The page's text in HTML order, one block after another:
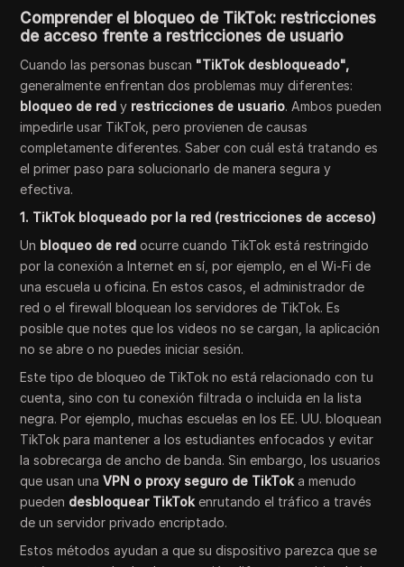
Comprender el bloqueo de TikTok: restricciones
de acceso frente a restricciones de usuario
Cuando las personas buscan "TikTok desbloqueado",
generalmente enfrentan dos problemas muy diferentes:
bloqueo de red y restricciones de usuario. Ambos pueden
impedirle usar TikTok, pero provienen de causas
completamente diferentes. Saber con cuál está tratando es
el primer paso para solucionarlo de manera segura y
efectiva.
1. TikTok bloqueado por la red (restricciones de acceso)
Un bloqueo de red ocurre cuando TikTok está restringido
por la conexión a Internet en sí, por ejemplo, en el Wi-Fi de
una escuela u oficina. En estos casos, el administrador de
red o el firewall bloquean los servidores de TikTok. Es
posible que notes que los videos no se cargan, la aplicación
no se abre o no puedes iniciar sesión.
Este tipo de bloqueo de TikTok no está relacionado con tu
cuenta, sino con tu conexión filtrada o incluida en la lista
negra. Por ejemplo, muchas escuelas en los EE. UU. bloquean
TikTok para mantener a los estudiantes enfocados y evitar
la sobrecarga de ancho de banda. Sin embargo, los usuarios
que usan unaVPN o proxy seguro de TikTok a menudo
pueden desbloquear TikTok enrutando el tráfico a través
de un servidor privado encriptado.
Estos métodos ayudan a que su dispositivo parezca que se